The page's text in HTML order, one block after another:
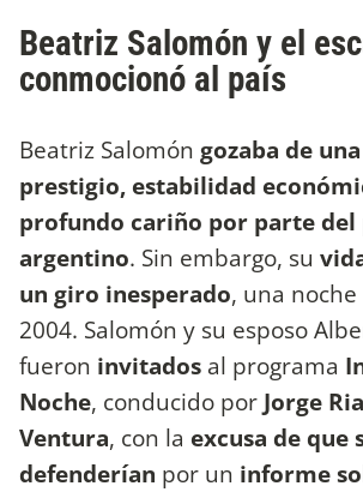
Beatriz Salomón y el
conmocionó al país
Beatriz Salomón gozaba de
prestigio, estabilidad
profundo cariño por parte del
argentino. Sin embargo, su
un giro inesperado, una
2004. Salomón y su esposo
fueron invitados al programa
Noche, conducido por Jorge
Ventura, con la excusa de que
defenderían por un informe